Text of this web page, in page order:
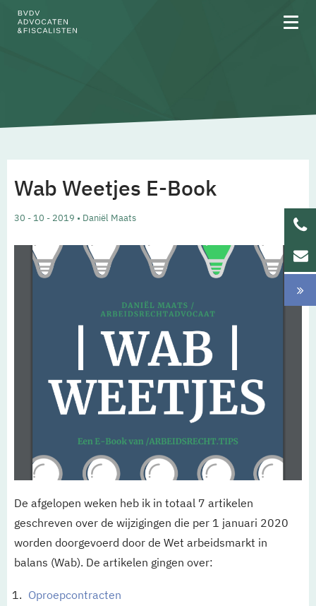
Werken bij
Updates
Wab Weetjes E-Book
30 - 10 - 2019 • Daniël Maats
De afgelopen weken heb ik in totaal 7 artikelen
geschreven over de wijzigingen die per 1 januari 2020
worden doorgevoerd door de Wet arbeidsmarkt in
balans (Wab). De artikelen gingen over:
Oproepcontracten